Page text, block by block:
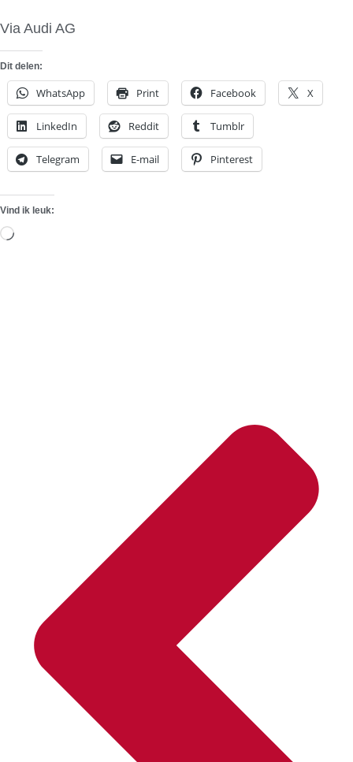
Via Audi AG
Dit delen:
WhatsApp Print Facebook X
LinkedIn Reddit Tumblr
Telegram E-mail Pinterest
Vind ik leuk:
Aan